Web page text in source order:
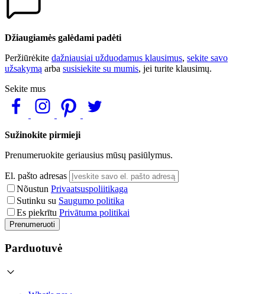
Džiaugiamės galėdami padėti
Peržiūrėkite dažniausiai užduodamus klausimus, sekite savo
užsakymą arba susisiekite su mumis, jei turite klausimų.
Sekite mus
Sužinokite pirmieji
Prenumeruokite geriausius mūsų pasiūlymus.
El. pašto adresas
Nõustun Privaatsuspoliitikaga
Sutinku su Saugumo politika
Es piekrītu Privātuma politikai
Prenumeruoti
Parduotuvė